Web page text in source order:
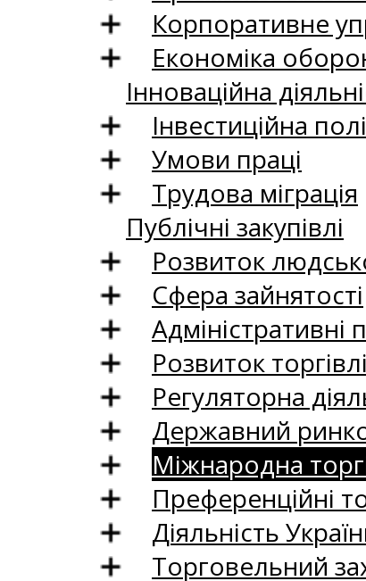
Корпоративне
Економіка
Інноваційна
Інвестиційна
Умови праці
Трудова міграція
Публічні закупівлі
Розвиток
Сфера зайнятості
Адміністративні
Розвиток
Регуляторна
Державний
Міжнародна
Преференційні
Діяльність
Торговельний